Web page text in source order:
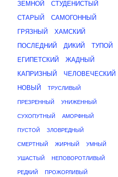
ЗЕМНОЙ
СТУДЕНИСТЫЙ
СТАРЫЙ
САМОГОННЫЙ
ГРЯЗНЫЙ
ХАМСКИЙ
ПОСЛЕДНИЙ
ДИКИЙ
ТУПОЙ
ЕГИПЕТСКИЙ
ЖАДНЫЙ
КАПРИЗНЫЙ
ЧЕЛОВЕЧЕСКИЙ
НОВЫЙ
ТРУСЛИВЫЙ
ПРЕЗРЕННЫЙ УНИЖЕННЫЙ
СУХОПУТНЫЙ АМОРФНЫЙ
ПУСТОЙ ЗЛОВРЕДНЫЙ
СМЕРТНЫЙ ЖИРНЫЙ УМНЫЙ
УШАСТЫЙ НЕПОВОРОТЛИВЫЙ
РЕДКИЙ ПРОЖОРЛИВЫЙ